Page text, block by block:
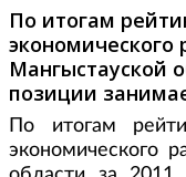
По итогам
экономического
Мангыстауской
позиции
По итогам
экономического